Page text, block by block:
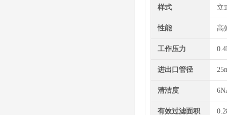
样式 立
性能 高
工作压力
进出口管径
清洁度
有效过滤面积